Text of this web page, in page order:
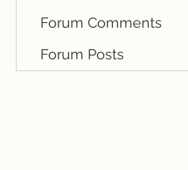
Forum Comments
Forum Posts